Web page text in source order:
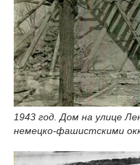
1943 год. Дом на улице
немецко-фашистскими